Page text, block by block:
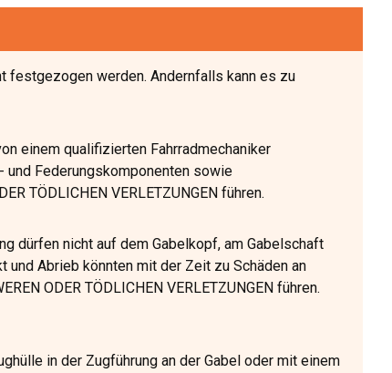
festgezogen werden. Andernfalls kann es zu
einem qualifizierten Fahrradmechaniker
und Federungskomponenten sowie
TÖDLICHEN VERLETZUNGEN führen.
dürfen nicht auf dem Gabelkopf, am Gabelschaft
Abrieb könnten mit der Zeit zu Schäden an
ODER TÖDLICHEN VERLETZUNGEN führen.
in der Zugführung an der Gabel oder mit einem